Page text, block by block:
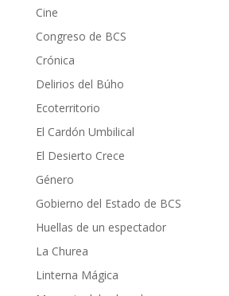
Cine
Congreso de BCS
Crónica
Delirios del Búho
Ecoterritorio
El Cardón Umbilical
El Desierto Crece
Género
Gobierno del Estado de BCS
Huellas de un espectador
La Churea
Linterna Mágica